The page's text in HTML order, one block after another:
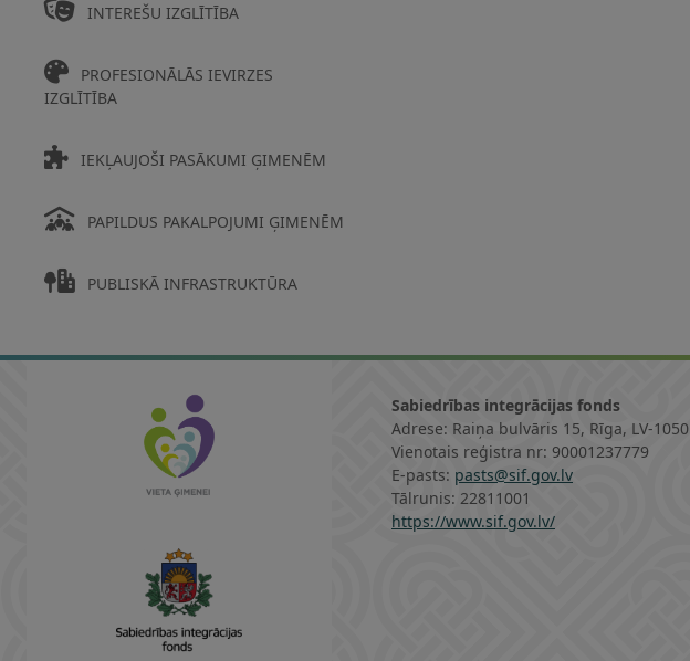
INTEREŠU IZGLĪTĪBA
PROFESIONĀLĀS IEVIRZES
IZGLĪTĪBA
IEKĻAUJOŠI PASĀKUMI ĢIMENĒM
PAPILDUS PAKALPOJUMI ĢIMENĒM
PUBLISKĀ INFRASTRUKTŪRA
Sabiedrības integrācijas fonds
Adrese: Raiņa bulvāris 15, Rīga, LV-1050
Vienotais reģistra nr: 90001237779
E-pasts: pasts@sif.gov.lv
Tālrunis: 22811001
https://www.sif.gov.lv/